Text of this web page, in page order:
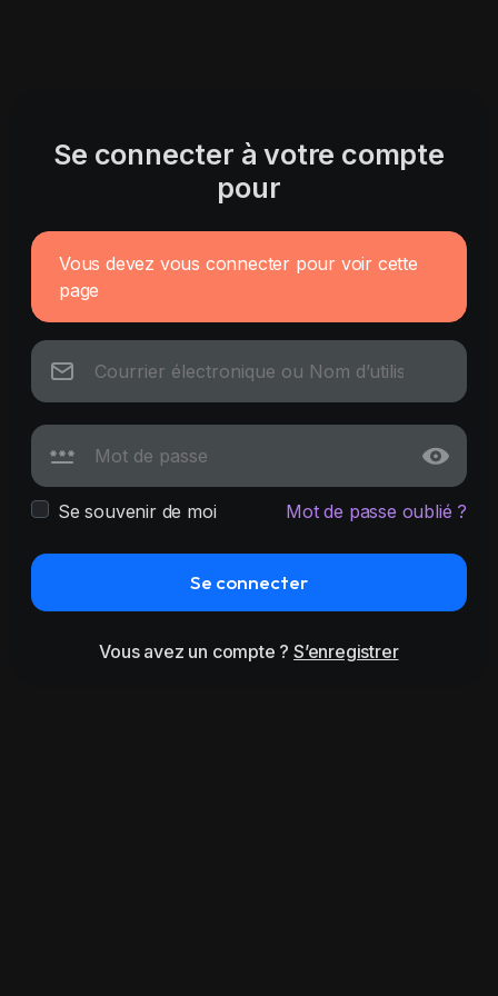
Se connecter à votre compte
pour
Vous devez vous connecter pour voir cette
page
Se souvenir de moi Mot de passe oublié ?
Se connecter
Vous avez un compte ?S’enregistrer